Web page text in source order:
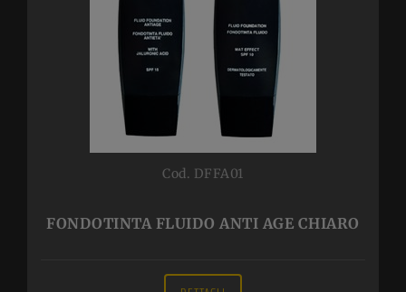
Cod. DFFA01
FONDOTINTA FLUIDO ANTI AGE CHIARO